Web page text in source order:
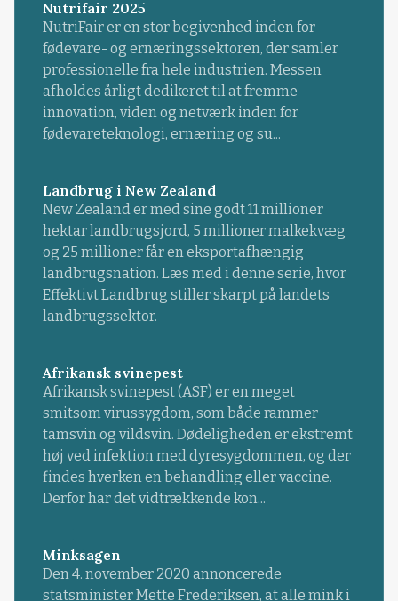
Nutrifair 2025
NutriFair er en stor begivenhed inden for
fødevare- og ernæringssektoren, der samler
professionelle fra hele industrien. Messen
afholdes årligt dedikeret til at fremme
innovation, viden og netværk inden for
fødevareteknologi, ernæring og su...
Landbrug i New Zealand
New Zealand er med sine godt 11 millioner
hektar landbrugsjord, 5 millioner malkekvæg
og 25 millioner får en eksportafhængig
landbrugsnation. Læs med i denne serie, hvor
Effektivt Landbrug stiller skarpt på landets
landbrugssektor.
Afrikansk svinepest
Afrikansk svinepest (ASF) er en meget
smitsom virussygdom, som både rammer
tamsvin og vildsvin. Dødeligheden er ekstremt
høj ved infektion med dyresygdommen, og der
findes hverken en behandling eller vaccine.
Derfor har det vidtrækkende kon...
Minksagen
Den 4. november 2020 annoncerede
statsminister Mette Frederiksen, at alle mink i